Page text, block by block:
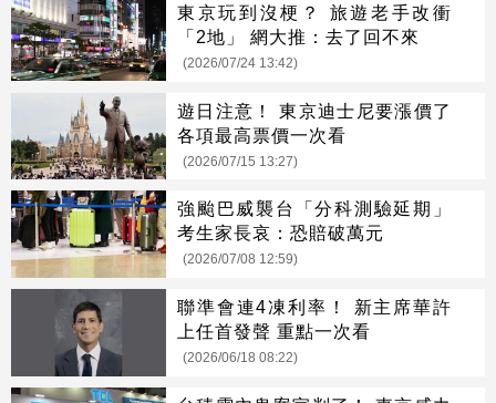
東京玩到沒梗？ 旅遊老手改衝
「2地」 網大推：去了回不來
(2026/07/24 13:42)
遊日注意！ 東京迪士尼要漲價了
各項最高票價一次看
(2026/07/15 13:27)
強颱巴威襲台「分科測驗延期」
考生家長哀：恐賠破萬元
(2026/07/08 12:59)
聯準會連4凍利率！ 新主席華許
上任首發聲 重點一次看
(2026/06/18 08:22)